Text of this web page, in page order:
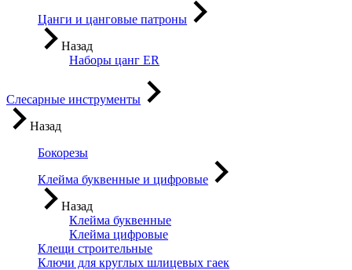
Цанги и цанговые патроны
Назад
Наборы цанг ER
Слесарные инструменты
Назад
Бокорезы
Клейма буквенные и цифровые
Назад
Клейма буквенные
Клейма цифровые
Клещи строительные
Ключи для круглых шлицевых гаек